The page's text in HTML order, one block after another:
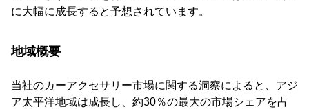
に大幅に成長すると予想されています。
地域概要
当社のカーアクセサリー市場に関する洞察によると、アジ
ア太平洋地域は成長し、約30％の最大の市場シェアを占